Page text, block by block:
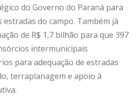
do Governo do Paraná para
do campo. Também já
de R$ 1,7 bilhão para que 397
intermunicipais
para adequação de estradas
terraplanagem e apoio à